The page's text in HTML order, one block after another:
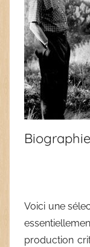
Voici une
production